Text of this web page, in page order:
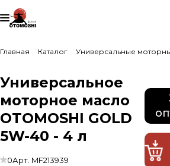
Главная Каталог Универсальные
Универсальное
моторное масло
OTOMOSHI GOLD
5W-40 - 4 л
0Арт. MF213939